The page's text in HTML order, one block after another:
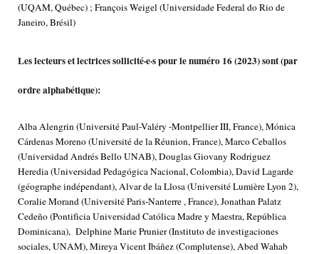
(UQAM, Québec) ; François Weigel (Universidade Federal do Rio de
Janeiro, Brésil)
Les lecteurs et lectrices sollicité·e·s pour le numéro 16 (2023) sont (par
ordre alphabétique):
Alba Alengrin (Université Paul-Valéry -Montpellier III, France), Mónica
Cárdenas Moreno (Université de la Réunion, France), Marco Ceballos
(Universidad Andrés Bello UNAB), Douglas Giovany Rodriguez
Heredia (Universidad Pedagógica Nacional, Colombia), David Lagarde
(géographe indépendant), Alvar de la Llosa (Université Lumière Lyon 2),
Coralie Morand (Université Paris-Nanterre , France), Jonathan Palatz
Cedeño (Pontificia Universidad Católica Madre y Maestra, República
Dominicana), Delphine Marie Prunier (Instituto de investigaciones
sociales, UNAM), Mireya Vicent Ibáñez (Complutense), Abed Wahab